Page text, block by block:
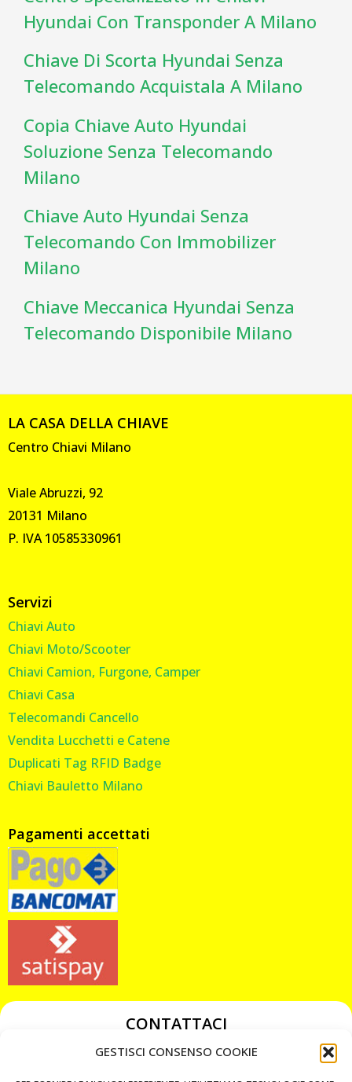
GESTISCI CONSENSO COOKIE
Hyundai Con Transponder A Milano
Chiave Di Scorta Hyundai Senza
Telecomando Acquistala A Milano
Copia Chiave Auto Hyundai
Soluzione Senza Telecomando
Milano
Chiave Auto Hyundai Senza
Telecomando Con Immobilizer
Milano
Chiave Meccanica Hyundai Senza
Telecomando Disponibile Milano
LA CASA DELLA CHIAVE
Centro Chiavi Milano
Viale Abruzzi, 92
20131 Milano
P. IVA 10585330961
Servizi
Chiavi Auto
Chiavi Moto/Scooter
Chiavi Camion, Furgone, Camper
Chiavi Casa
Telecomandi Cancello
Vendita Lucchetti e Catene
Duplicati Tag RFID Badge
Chiavi Bauletto Milano
Pagamenti accettati
CONTATTACI
349 3863811